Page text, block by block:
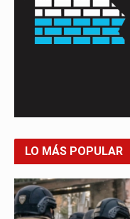
LO MÁS POPULAR